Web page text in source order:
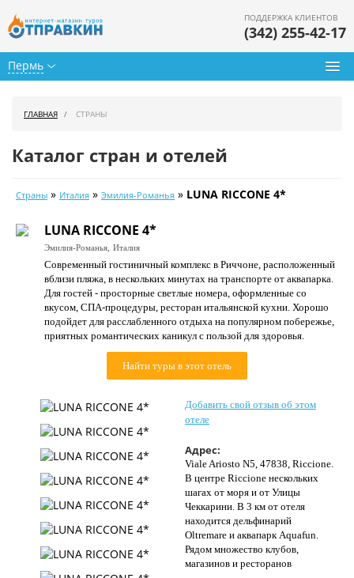
Пермь
ПОДДЕРЖКА КЛИЕНТОВ
(342) 255-42-17
Календарь туров
Цены дня
Страны
Как купить
О нас
ГЛАВНАЯ СТРАНЫ
Каталог стран и отелей
Страны » Италия » Эмилия-Романья » LUNA RICCONE 4*
LUNA RICCONE 4*
Эмилия-Романья, Италия
Современный гостиничный комплекс в Риччоне, расположенный
вблизи пляжа, в нескольких минутах на транспорте от аквапарка.
Для гостей - просторные светлые номера, оформленные со
вкусом, СПА-процедуры, ресторан итальянской кухни. Хорошо
подойдет для расслабленного отдыха на популярном побережье,
приятных романтических каникул с пользой для здоровья.
Найти туры в этот отель
Добавить свой отзыв об этом
отеле
Адрес:
Viale Ariosto N5, 47838, Riccione.
В центре Riccione нескольких
шагах от моря и от Улицы
Чеккарини. В 3 км от отеля
находится дельфинарий
Oltremare и аквапарк Aquafun.
Рядом множество клубов,
магазинов и ресторанов